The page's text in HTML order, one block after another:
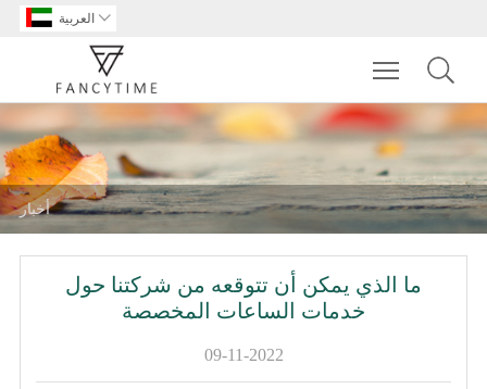
العربية 
Toggle
أخبار
ما الذي يمكن أن تتوقعه من شركتنا حول
خدمات الساعات المخصصة
09-11-2022